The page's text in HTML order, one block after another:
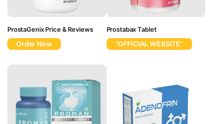
ProstaGenix Price & Reviews
Order Now
Prostabax Tablet
“OFFICIAL WEBSITE”